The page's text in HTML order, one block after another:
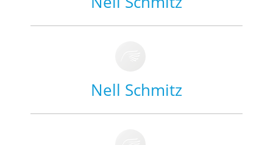
Nell Schmitz